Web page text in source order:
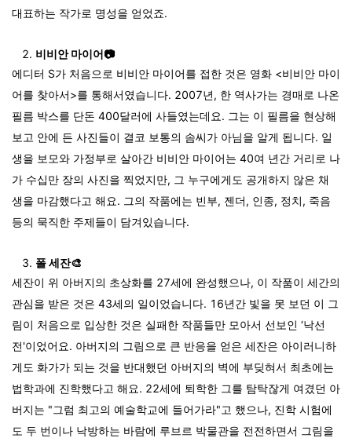
대표하는 작가로 명성을 얻었죠.
비비안 마이어📷
에디터 S가 처음으로 비비안 마이어를 접한 것은 영화 <비비안 마이
어를 찾아서>를 통해서였습니다. 2007년, 한 역사가는 경매로 나온
필름 박스를 단돈 400달러에 사들였는데요. 그는 이 필름을 현상해
보고 안에 든 사진들이 결코 보통의 솜씨가 아님을 알게 됩니다. 일
생을 보모와 가정부로 살아간 비비안 마이어는 40여 년간 거리로 나
가 수십만 장의 사진을 찍었지만, 그 누구에게도 공개하지 않은 채
생을 마감했다고 해요. 그의 작품에는 빈부, 젠더, 인종, 정치, 죽음
등의 묵직한 주제들이 담겨있습니다.
폴 세잔🎨
세잔이 위 아버지의 초상화를 27세에 완성했으나, 이 작품이 세간의
관심을 받은 것은 43세의 일이었습니다. 16년간 빛을 못 보던 이 그
림이 처음으로 입상한 것은 실패한 작품들만 모아서 선보인 ‘낙선
전'이었어요. 아버지의 그림으로 큰 반응을 얻은 세잔은 아이러니하
게도 화가가 되는 것을 반대했던 아버지의 벽에 부딪혀서 최초에는
법학과에 진학했다고 해요. 22세에 퇴학한 그를 탐탁잖게 여겼던 아
버지는 "그럼 최고의 예술학교에 들어가라"고 했으나, 진학 시험에
도 두 번이나 낙방하는 바람에 루브르 박물관을 전전하면서 그림을